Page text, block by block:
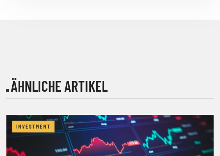
ÄHNLICHE ARTIKEL
INVESTMENT